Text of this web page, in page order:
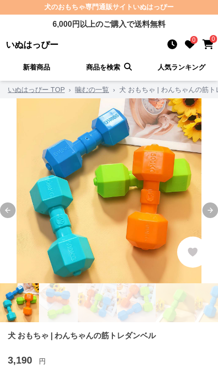
犬のおもちゃ専門通販サイト いぬはっぴー
6,000円以上のご購入で送料無料
いぬはっぴー 0 0
新着商品 商品を検索 人気ランキング
いぬはっぴー TOP › 噛むの一覧 › 犬 おもちゃ | わんちゃんの筋ト
Previous slide
犬 おもちゃ | わんちゃんの筋トレダンベル
3,190 円